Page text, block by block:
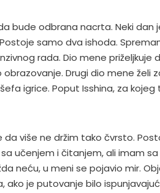
bude odbrana nacrta. Neki dan
samo dva ishoda.
rada. Dio mene
Drugi dio mene
igrice. Poput Isshina, za
više ne držim tako čvrsto.
učenjem i čitanjem, ali imam
neću, u meni se pojavio mir.
je putovanje bilo